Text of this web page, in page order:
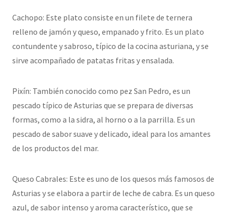
Cachopo: Este plato consiste en un filete de ternera
relleno de jamón y queso, empanado y frito. Es un plato
contundente y sabroso, típico de la cocina asturiana, y se
sirve acompañado de patatas fritas y ensalada.
Pixín: También conocido como pez San Pedro, es un
pescado típico de Asturias que se prepara de diversas
formas, como a la sidra, al horno o a la parrilla. Es un
pescado de sabor suave y delicado, ideal para los amantes
de los productos del mar.
Queso Cabrales: Este es uno de los quesos más famosos de
Asturias y se elabora a partir de leche de cabra. Es un queso
azul, de sabor intenso y aroma característico, que se